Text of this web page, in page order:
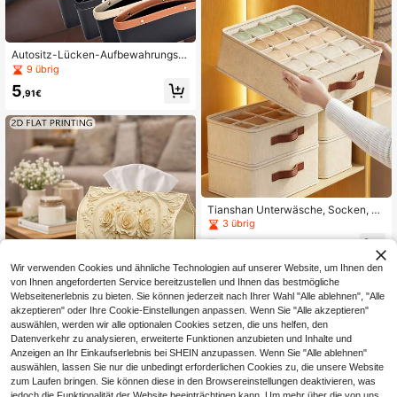
Autositz-Lücken-Aufbewahrungsb
ox, Autositz-Lückenfüller, PU-Vollle
der Autositz-Lücken-Aufbewahrun
gsbox, universelle Passform, kann z
n, zum Aufbewahren von Handy, Sc
hlüsseln, Karten, Stiften und andere
n Gegenständen
9 übrig
5 ,91€
NEW 1 Stück Taschentuchbox, luxur
iöser Barock-Blumenstil geprägter
Rosenrahmen, langanhaltend dekor
ative Aufbewahrung, geeignet für K
üche, Wohnzimmer, Schlafzimmer,
Auto multifunktionale Feiertags-Hei
mdekoration, perfekt für Schreibtisc
5,79€
Tianshan Unterwäsche, Socken, Sli
p Aufbewahrungsbox - Schlafzimm
er Unterwäsche, Socken, Slip Schu
teilungen, multifunktionale Schrank
Unterwäsche Behälter für Wohnhei
m und Zuhause
3 übrig
7
2andere Händler
Wir verwenden Cookies und ähnliche Technologien auf unserer Website, um Ihnen den
von Ihnen angeforderten Service bereitzustellen und Ihnen das bestmögliche
Webseitenerlebnis zu bieten. Sie können jederzeit nach Ihrer Wahl "Alle ablehnen", "Alle
akzeptieren" oder Ihre Cookie-Einstellungen anpassen. Wenn Sie "Alle akzeptieren"
auswählen, werden wir alle optionalen Cookies setzen, die uns helfen, den
Datenverkehr zu analysieren, erweiterte Funktionen anzubieten und Inhalte und
Anzeigen an Ihr Einkaufserlebnis bei SHEIN anzupassen. Wenn Sie "Alle ablehnen"
auswählen, lassen Sie nur die unbedingt erforderlichen Cookies zu, die unsere Website
zum Laufen bringen. Sie können diese in den Browsereinstellungen deaktivieren, was